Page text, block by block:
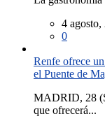
4 agosto,
0
Renfe ofrece
el Puente de
MADRID, 28
que ofrecerá...